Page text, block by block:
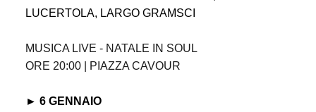
LUCERTOLA, LARGO GRAMSCI
MUSICA LIVE - NATALE IN SOUL
ORE 20:00 | PIAZZA CAVOUR
► 6 GENNAIO